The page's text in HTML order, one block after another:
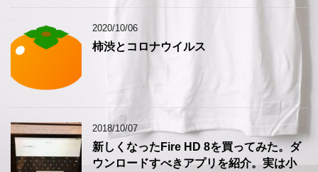
2020/10/06
柿渋とコロナウイルス
2018/10/07
新しくなったFire HD 8を買ってみた。ダ
ウンロードすべきアプリを紹介。実は小